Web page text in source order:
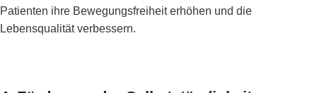
Patienten ihre Bewegungsfreiheit erhöhen und die
Lebensqualität verbessern.